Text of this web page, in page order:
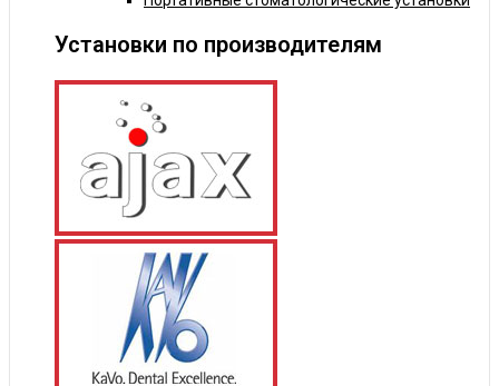
Установки по производителям